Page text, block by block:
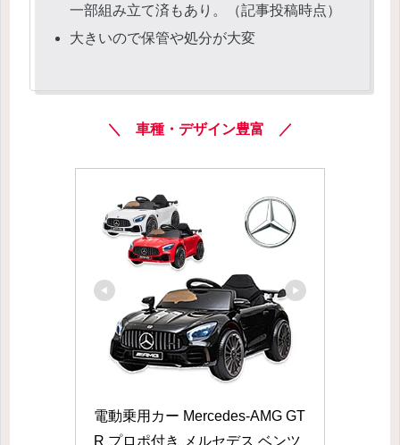
一部組み立て済もあり。（記事投稿時点）
大きいので保管や処分が大変
＼ 車種・デザイン豊富 ／
電動乗用カー Mercedes-AMG GT
R プロポ付き メルセデス ベンツ